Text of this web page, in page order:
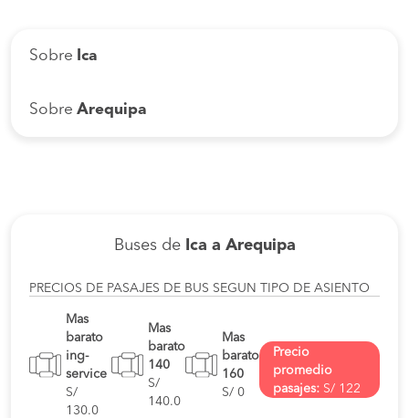
Sobre Ica
Sobre Arequipa
Buses de Ica a Arequipa
PRECIOS DE PASAJES DE BUS SEGUN TIPO DE ASIENTO
Mas
barato
ing-
service
S/
130.0
Mas
barato
140
S/
140.0
Mas
barato
160
S/ 0
Precio
promedio
pasajes:S/ 122